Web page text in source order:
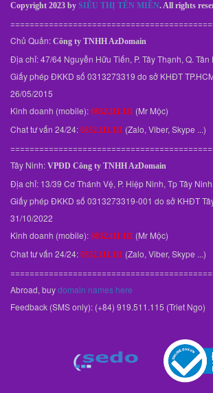
Copyright 2023 by SIÊU THỊ TÊN MIỀN. All rights
Chủ Quản: Công ty TNHH AzDomain
Địa chỉ: 47/64 Nguyễn Hữu Tiến, P. Tây Thạnh, Q. Tân
Giấy phép ĐKKD số 0313273319 do sở KHĐT
26/05/2015
Kinh doanh (mobile): 0832.111.111 (Mr Mộc)
Chat tư vấn 24/24: 0832.111.111 (Zalo, Viber, Skype ...)
Tây Ninh: VPĐD Công ty TNHH AzDomain
Địa chỉ: 13/39 Cơ Thánh Vệ, P. Hiệp Ninh, Tp Tây Ninh.
Giấy phép ĐKKD số 0313273319-001 do sở KHĐT
31/10/2022
Kinh doanh (mobile): 0832.111.111 (Mr Mộc)
Chat tư vấn 24/24: 0832.111.111 (Zalo, Viber, Skype ...)
Abroad, buydomain names here
Feedback (SMS only): (+84) 919.511.115 (Triet Ngo)